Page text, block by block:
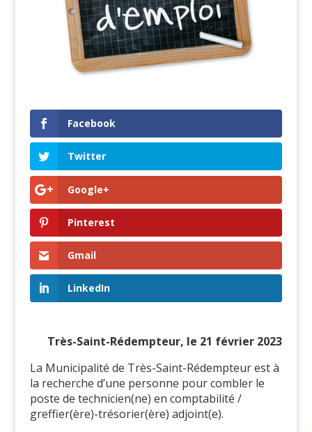
Facebook
Twitter
Google+
Pinterest
Gmail
LinkedIn
Très-Saint-Rédempteur, le 21 février 2023
La Municipalité de Très-Saint-Rédempteur est à
la recherche d’une personne pour combler le
poste de technicien(ne) en comptabilité /
greffier(ère)-trésorier(ère) adjoint(e).